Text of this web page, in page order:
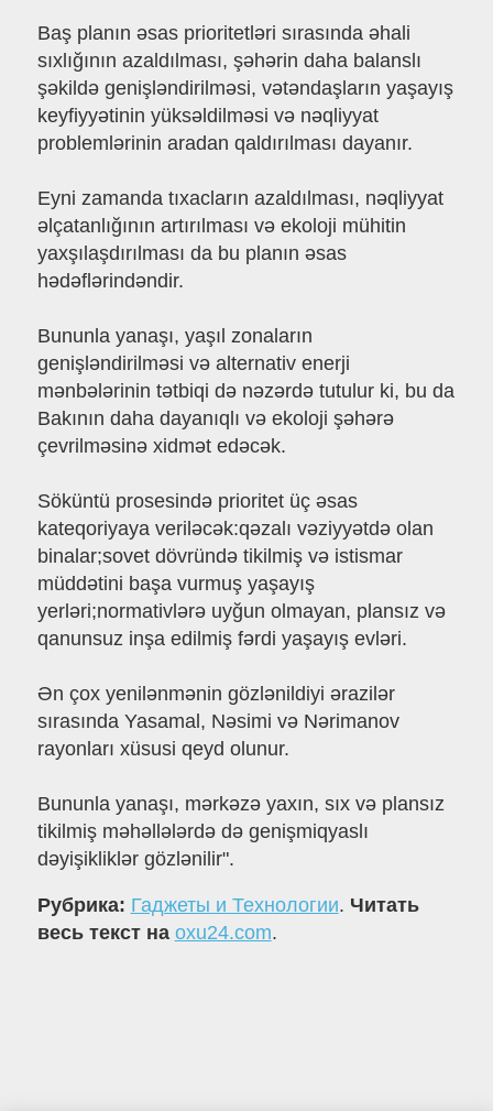
Baş planın əsas prioritetləri sırasında əhali
sıxlığının azaldılması, şəhərin daha balanslı
şəkildə genişləndirilməsi, vətəndaşların yaşayış
keyfiyyətinin yüksəldilməsi və nəqliyyat
problemlərinin aradan qaldırılması dayanır.
Eyni zamanda tıxacların azaldılması, nəqliyyat
əlçatanlığının artırılması və ekoloji mühitin
yaxşılaşdırılması da bu planın əsas
hədəflərindəndir.
Bununla yanaşı, yaşıl zonaların
genişləndirilməsi və alternativ enerji
mənbələrinin tətbiqi də nəzərdə tutulur ki, bu da
Bakının daha dayanıqlı və ekoloji şəhərə
çevrilməsinə xidmət edəcək.
Söküntü prosesində prioritet üç əsas
kateqoriyaya veriləcək:qəzalı vəziyyətdə olan
binalar;sovet dövründə tikilmiş və istismar
müddətini başa vurmuş yaşayış
yerləri;normativlərə uyğun olmayan, plansız və
qanunsuz inşa edilmiş fərdi yaşayış evləri.
Ən çox yenilənmənin gözlənildiyi ərazilər
sırasında Yasamal, Nəsimi və Nərimanov
rayonları xüsusi qeyd olunur.
Bununla yanaşı, mərkəzə yaxın, sıx və plansız
tikilmiş məhəllələrdə də genişmiqyaslı
dəyişikliklər gözlənilir".
Рубрика: Гаджеты и Технологии. Читать
весь текст на oxu24.com.